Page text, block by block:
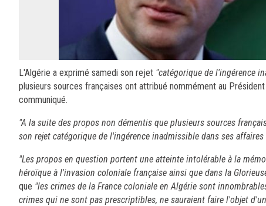
L'Algérie a exprimé samedi son rejet "catégorique de l'ingérence
plusieurs sources françaises ont attribué nommément au
communiqué.
"A la suite des propos non démentis que plusieurs sources
son rejet catégorique de l'ingérence inadmissible dans ses
"Les propos en question portent une atteinte intolérable à la
héroïque à l'invasion coloniale française ainsi que dans la
que "les crimes de la France coloniale en Algérie sont
crimes qui ne sont pas prescriptibles, ne sauraient faire l'objet